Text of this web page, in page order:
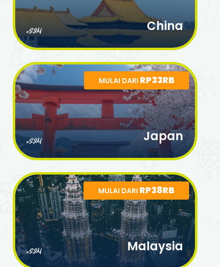
eSIM China
MULAI DARI RP33RB
eSIM Japan
MULAI DARI RP38RB
eSIM Malaysia